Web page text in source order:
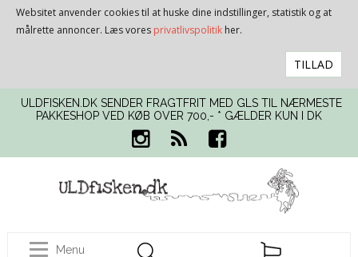
Websitet anvender cookies til at huske dine indstillinger, statistik og at
målrette annoncer. Læs vores privatlivspolitik her.
TILLAD
ULDFISKEN.DK SENDER FRAGTFRIT MED GLS TIL NÆRMESTE
PAKKESHOP VED KØB OVER 700,- * GÆLDER KUN I DK
Menu